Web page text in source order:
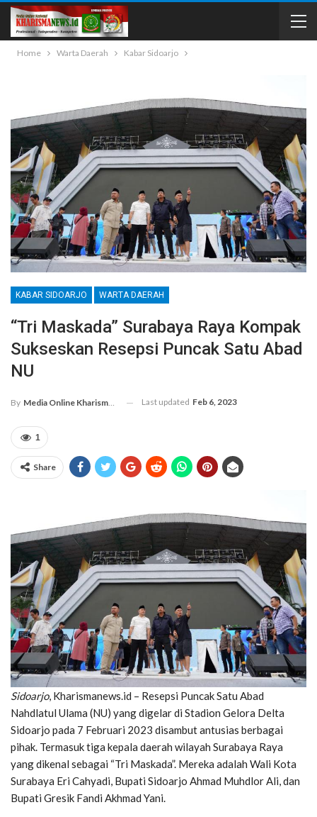
Home Warta Daerah Kabar Sidoarjo
KABAR SIDOARJO WARTA DAERAH
“Tri Maskada” Surabaya Raya Kompak
Sukseskan Resepsi Puncak Satu Abad
NU
By Media Online Kharismanews.id Last updated Feb 6, 2023
1
Share
Sidoarjo, Kharismanews.id – Resepsi Puncak Satu Abad
Nahdlatul Ulama (NU) yang digelar di Stadion Gelora Delta
Sidoarjo pada 7 Februari 2023 disambut antusias berbagai
pihak. Termasuk tiga kepala daerah wilayah Surabaya Raya
yang dikenal sebagai “Tri Maskada”. Mereka adalah Wali Kota
Surabaya Eri Cahyadi, Bupati Sidoarjo Ahmad Muhdlor Ali, dan
Bupati Gresik Fandi Akhmad Yani.